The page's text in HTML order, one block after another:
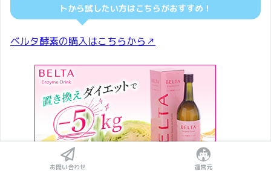
トから試したい方はこちらがおすすめ！
ベルタ酵素の購入はこちらから↗︎
お問い合わせ 運営元